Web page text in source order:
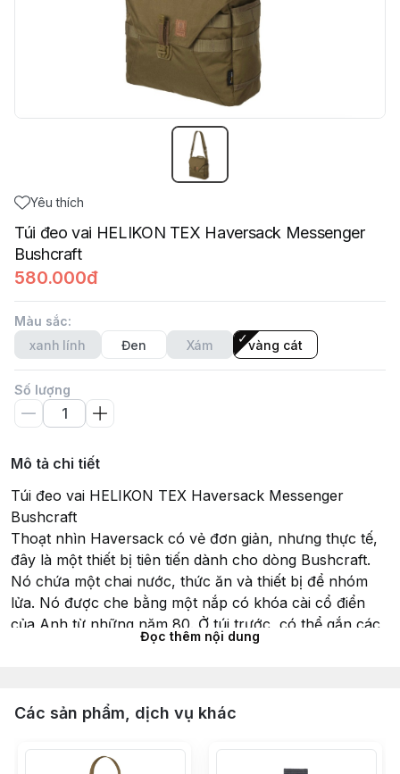
Yêu thích
Túi đeo vai HELIKON TEX Haversack Messenger
Bushcraft
580.000đ
Màu sắc:
xanh lính
Đen Xám vàng cát
Số lượng
Mô tả chi tiết
Túi đeo vai HELIKON TEX Haversack Messenger
Bushcraft
Thoạt nhìn Haversack có vẻ đơn giản, nhưng thực tế,
đây là một thiết bị tiên tiến dành cho dòng Bushcraft.
Nó chứa một chai nước, thức ăn và thiết bị để nhóm
lửa. Nó được che bằng một nắp có khóa cài cổ điển
của Anh từ những năm 80. Ở túi trước, có thể gắn các
miếng chèn từ hệ thống VIS. Bạn có thể đặt một chiếc
dây đeo dày 50 mm. Haversack là một chiếc túi hiện
Thông số kỹ thuật:
Đọc thêm nội dung
Các sản phẩm, dịch vụ khác